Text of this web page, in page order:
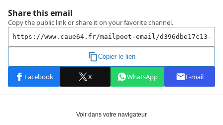
Voir dans votre navigateur